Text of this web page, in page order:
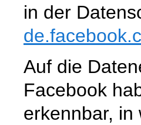
in der
Auf die
Facebook
erkennbar, in